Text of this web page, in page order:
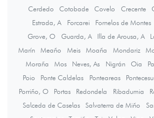
Cerdedo
Cotobade Covelo Crecente
Estrada, A
Forcarei Fornelos de Montes
Grove, O
Guarda, A Illa de Arousa, A
Marín
Meaño Meis Moaña Mondariz
Moraña
Mos Neves, As Nigrán Oia
Poio
Ponte Caldelas Ponteareas
Porriño, O
Portas Redondela Ribadumia
Salceda de Caselas
Salvaterra de Miño